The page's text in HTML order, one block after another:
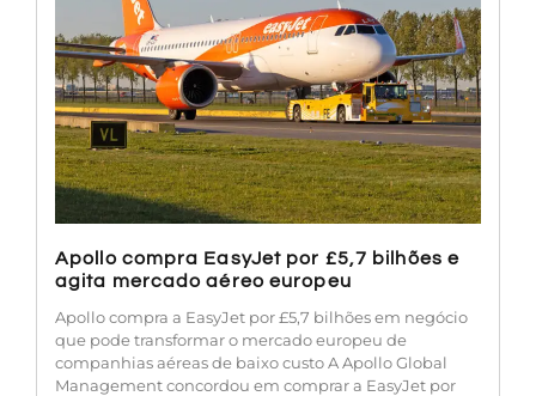
Apollo compra EasyJet por £5,7 bilhões e
agita mercado aéreo europeu
Apollo compra a EasyJet por £5,7 bilhões em negócio
que pode transformar o mercado europeu de
companhias aéreas de baixo custo A Apollo Global
Management concordou em comprar a EasyJet por